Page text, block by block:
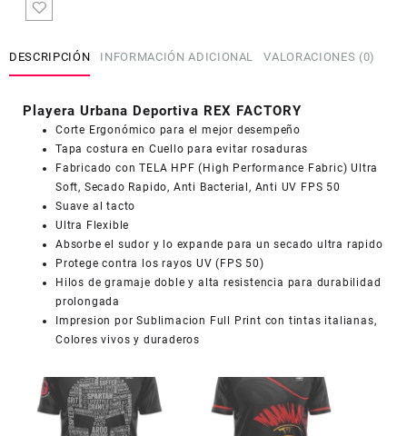
Dry
Caballero
PU107
cantidad
DESCRIPCIÓN INFORMACIÓN ADICIONAL VALORACIONES (0)
Playera Urbana Deportiva REX FACTORY
Corte Ergonómico para el mejor desempeño
Tapa costura en Cuello para evitar rosaduras
Fabricado con TELA HPF (High Performance Fabric) Ultra
Soft, Secado Rapido, Anti Bacterial, Anti UV FPS 50
Suave al tacto
Ultra Flexible
Absorbe el sudor y lo expande para un secado ultra rapido
Protege contra los rayos UV (FPS 50)
Hilos de gramaje doble y alta resistencia para durabilidad
prolongada
Impresion por Sublimacion Full Print con tintas italianas,
Colores vivos y duraderos
COUPONX0752452285COPIAR CÓDIGO